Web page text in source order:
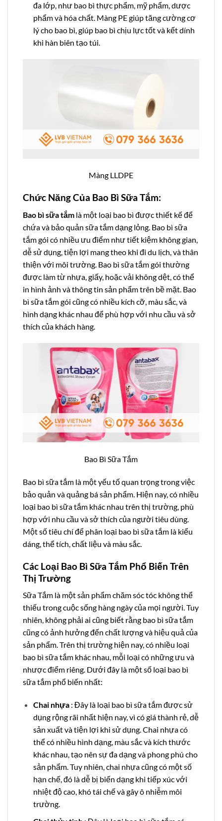
đa lớp, như bao bì thực phẩm, mỹ phẩm, dược
phẩm và hóa chất. Màng PE giúp tăng cường cơ
lý cho bao bì, giúp bao bì chịu lực tốt và kết dính
khi hàn biên tạo túi.
Màng LLDPE
Chức Năng Của Bao Bì Sữa Tắm:
Bao bì sữa tắm là một loại bao bì được thiết kế để
chứa và bảo quản sữa tắm dạng lỏng. Bao bì sữa
tắm gói có nhiều ưu điểm như tiết kiệm không gian,
dễ sử dụng, tiện lợi mang theo khi đi du lịch, và thân
thiện với môi trường. Bao bì sữa tắm gói thường
được làm từ nhựa, giấy, hoặc vải không dệt, có thể
in hình ảnh và thông tin sản phẩm trên bề mặt. Bao
bì sữa tắm gói cũng có nhiều kích cỡ, màu sắc, và
hình dạng khác nhau để phù hợp với nhu cầu và sở
thích của khách hàng.
Bao Bì Sữa Tắm
Bao bì sữa tắm là một yếu tố quan trọng trong việc
bảo quản và quảng bá sản phẩm. Hiện nay, có nhiều
loại bao bì sữa tắm khác nhau trên thị trường, phù
hợp với nhu cầu và sở thích của người tiêu dùng.
Một số tiêu chí để phân loại bao bì sữa tắm là kiểu
dáng, thể tích, chất liệu và màu sắc.
Các Loại Bao Bì Sữa Tắm Phổ Biến Trên
Thị Trường
Sữa Tắm là một sản phẩm chăm sóc tóc không thể
thiếu trong cuộc sống hàng ngày của mọi người. Tuy
nhiên, không phải ai cũng biết rằng bao bì sữa tắm
cũng có ảnh hưởng đến chất lượng và hiệu quả của
sản phẩm. Trên thị trường hiện nay, có nhiều loại
bao bì sữa tắm khác nhau, mỗi loại có những ưu và
nhược điểm riêng. Dưới đây là một số loại bao bì
sữa tắm phổ biến nhất:
Chai nhựa : Đây là loại bao bì sữa tắm được sử
dụng rộng rãi nhất hiện nay, vì có giá thành rẻ, dễ
sản xuất và tiện lợi khi sử dụng. Chai nhựa có
thể có nhiều hình dạng, màu sắc và kích thước
khác nhau, tạo nên sự đa dạng và phong phú cho
sản phẩm. Tuy nhiên, chai nhựa cũng có một số
hạn chế, đó là dễ bị biến dạng khi tiếp xúc với
nhiệt độ cao, khó tái chế và gây ô nhiễm môi
trường.